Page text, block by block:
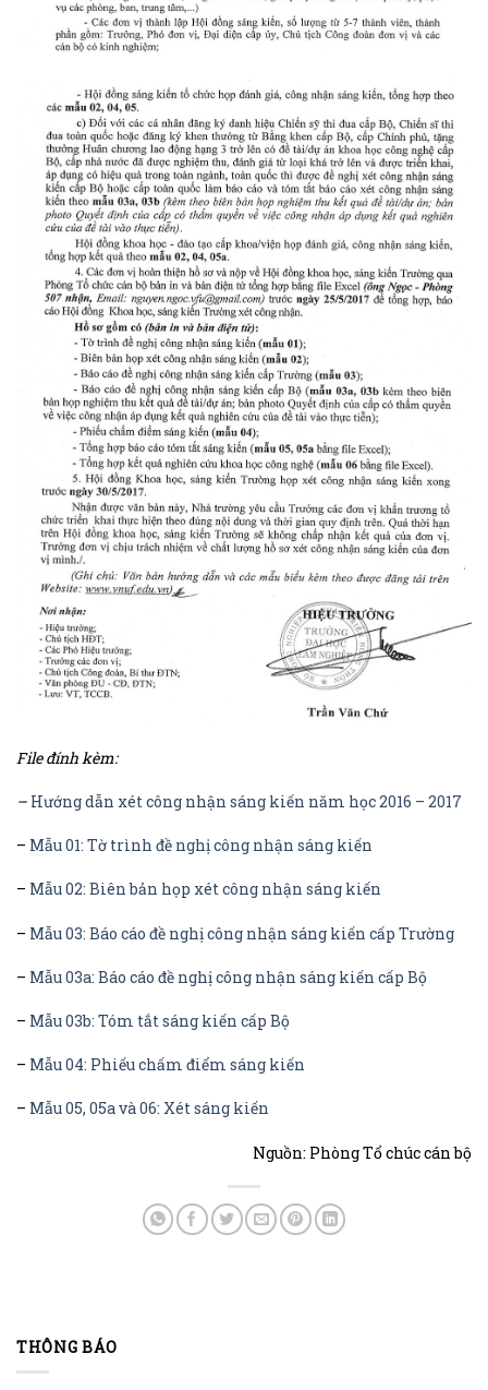
File đính kèm:
– Hướng dẫn xét công nhận sáng kiến năm học 2016 – 2017​
– Mẫu 01: Tờ trình đề nghị công nhận sáng kiến
– Mẫu 02: Biên bản họp xét công nhận sáng kiến
– Mẫu 03: Báo cáo đề nghị công nhận sáng kiến cấp Trường
– Mẫu 03a: Báo cáo đề nghị công nhận sáng kiến cấp Bộ
– Mẫu 03b: Tóm tắt sáng kiến cấp Bộ
– Mẫu 04: Phiếu chấm điểm sáng kiến
– Mẫu 05, 05a và 06: Xét sáng kiến
Nguồn: Phòng Tổ chúc cán bộ
THÔNG BÁO